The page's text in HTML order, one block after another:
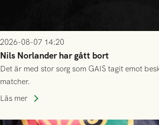
2026-08-07 14:20
Nils Norlander har gått bort
Det är med stor sorg som GAIS tagit emot
matcher.
Läs mer